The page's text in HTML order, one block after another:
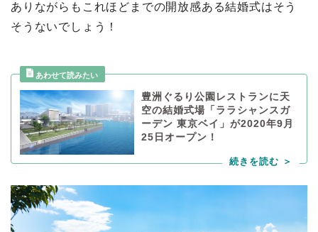
ありながらもこれほどまでの開放感ある結婚式はそう
そうないでしょう！
豊洲ぐるり公園レストランに天
空の結婚式場「ララシャンスガ
ーデン 東京ベイ」が2020年9月
25日オープン！